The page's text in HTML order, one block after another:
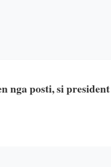
nga posti, si